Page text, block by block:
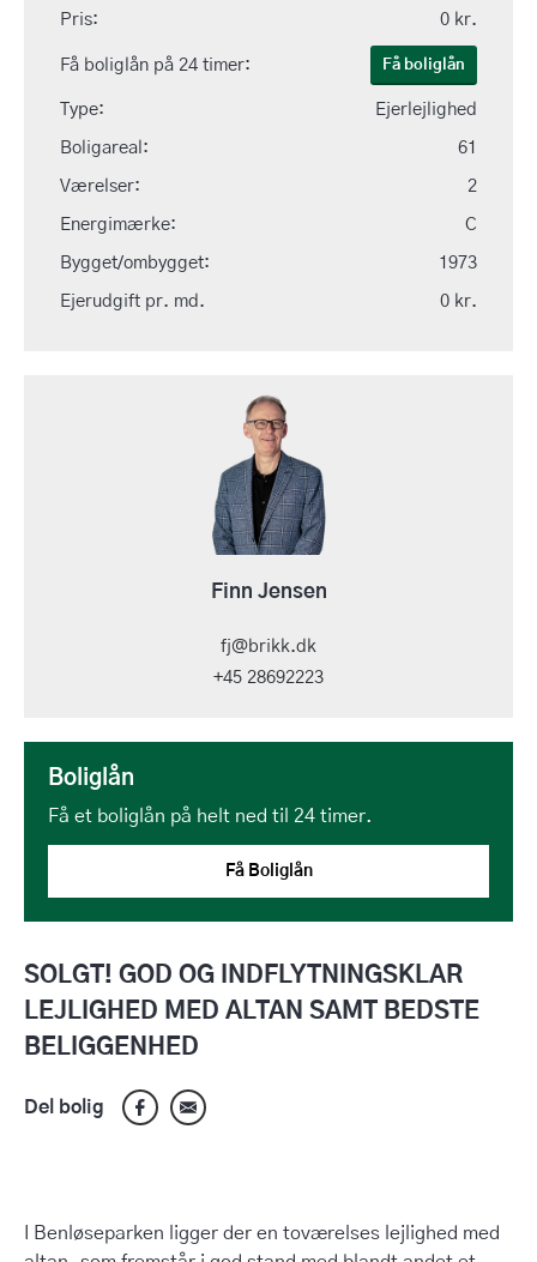
SOLGT! GOD OG INDFLYTNINGSKLAR
LEJLIGHED MED ALTAN SAMT BEDSTE
BELIGGENHED
Del bolig
I Benløseparken ligger der en toværelses lejlighed med
Pris: 0 kr.
Få boliglån på 24 timer: Få boliglån
Type: Ejerlejlighed
Boligareal: 61
Værelser: 2
Energimærke: C
Bygget/ombygget: 1973
Ejerudgift pr. md. 0 kr.
Finn Jensen
fj@brikk.dk
+45 28692223
Boliglån
Få et boliglån på helt ned til 24 timer.
Få Boliglån